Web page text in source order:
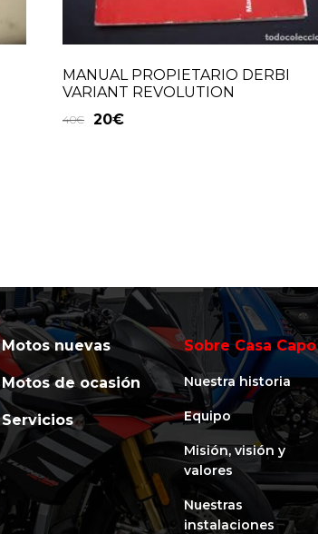
MANUAL PROPIETARIO DERBI
VARIANT REVOLUTION
40€ 20€
Motos nuevas
Motos de ocasión
Servicios
Sobre Casa Capo
Nuestra historia
Equipo
Misión, visión y
valores
Nuestras
instalaciones